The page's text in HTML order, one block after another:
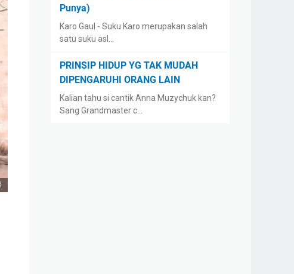
Punya)
Karo Gaul - Suku Karo merupakan salah
satu suku asl…
PRINSIP HIDUP YG TAK MUDAH
DIPENGARUHI ORANG LAIN
Kalian tahu si cantik Anna Muzychuk kan?
Sang Grandmaster c…